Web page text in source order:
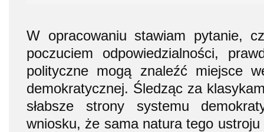
W opracowaniu stawiam pytanie,
poczuciem odpowiedzialności,
polityczne mogą znaleźć miejsce
demokratycznej. Śledząc za
słabsze strony systemu
wniosku, że sama natura tego